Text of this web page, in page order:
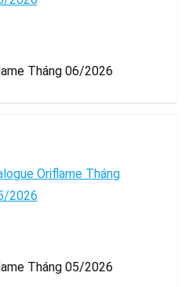
Tháng 06/2026
Tháng 05/2026